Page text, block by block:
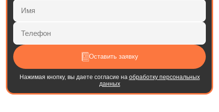
Оставить заявку
Нажимая кнопку, вы даете согласие на обработку персональных
данных